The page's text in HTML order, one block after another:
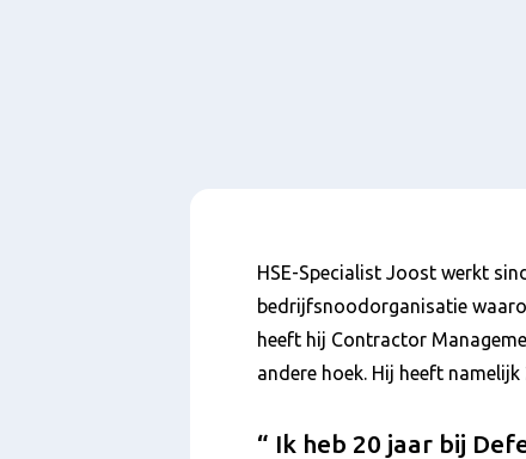
Inhoud
HSE-Specialist Joost werkt
bedrijfsnoodorganisatie
heeft hij Contractor
andere hoek. Hij heeft
Ik heb 20 jaar bij